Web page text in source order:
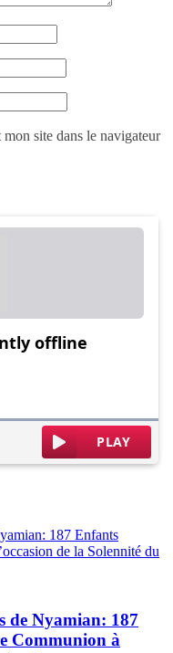
site dans le navigateur
de Nyamian: 187
Communion à